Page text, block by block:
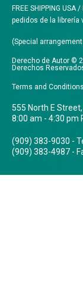
FREE SHIPPING
pedidos de la librería
(Special
Derecho de Autor ©
Derechos
Terms and
555 North E
8:00 am - 4:30 pm
(909) 383-9030 -
(909) 383-4987 -